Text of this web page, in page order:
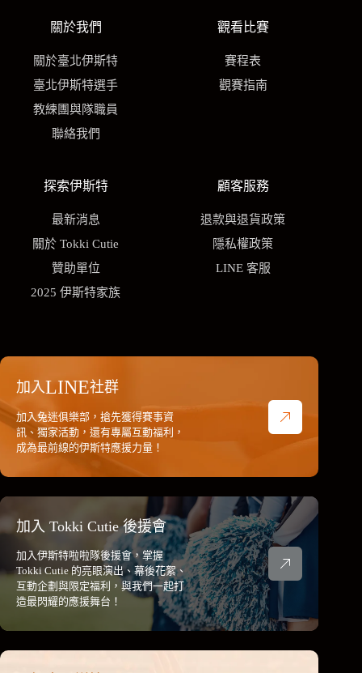
關於我們
關於臺北伊斯特
臺北伊斯特選手
教練團與隊職員
聯絡我們
觀看比賽
賽程表
觀賽指南
探索伊斯特
最新消息
關於 Tokki Cutie
贊助單位
2025 伊斯特家族
顧客服務
退款與退貨政策
隱私權政策
LINE 客服
加入LINE社群
加入兔迷俱樂部，搶先獲得賽事資
訊、獨家活動，還有專屬互動福利，
成為最前線的伊斯特應援力量！
加入 Tokki Cutie 後援會
加入伊斯特啦啦隊後援會，掌握
Tokki Cutie 的亮眼演出、幕後花絮、
互動企劃與限定福利，與我們一起打
造最閃耀的應援舞台！